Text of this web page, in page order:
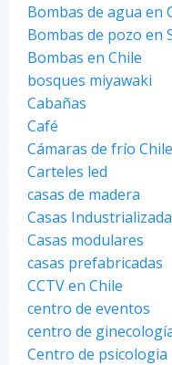
Bombas de agua en
Bombas de pozo en
Bombas en Chile
bosques miyawaki
Cabañas
Café
Cámaras de frío Chile
Carteles led
casas de madera
Casas
Casas modulares
casas prefabricadas
CCTV en Chile
centro de eventos
centro de
Centro de psicologia